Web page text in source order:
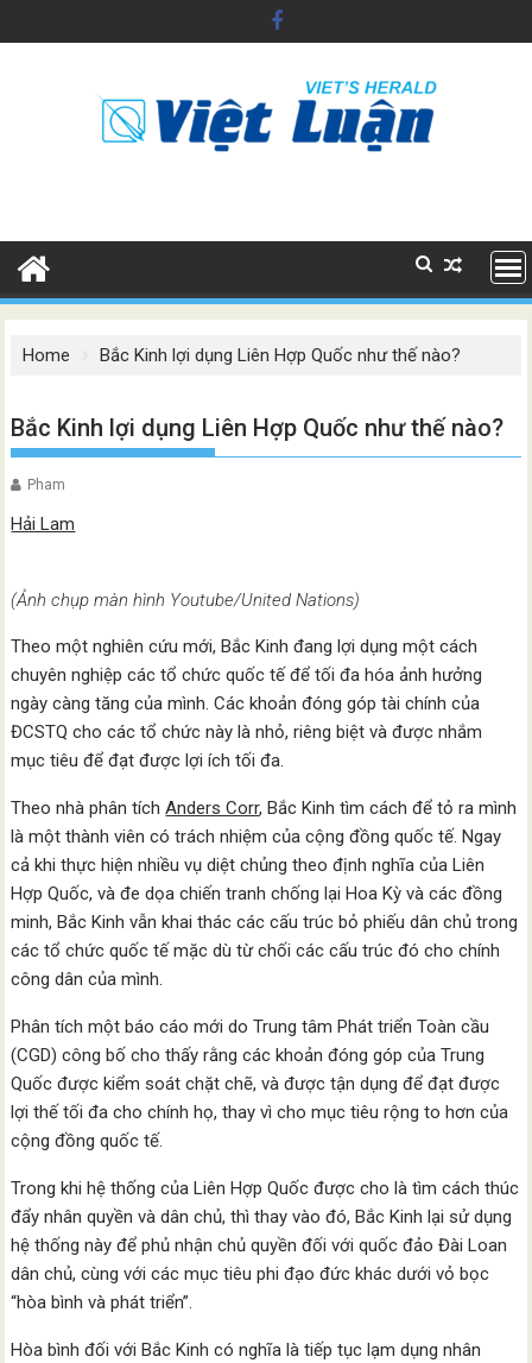
to
Home Bắc Kinh lợi dụng Liên Hợp Quốc như thế nào?
Bắc Kinh lợi dụng Liên Hợp Quốc như thế nào?
Pham
Hải Lam
(Ảnh chụp màn hình Youtube/United Nations)
Theo một nghiên cứu mới, Bắc Kinh đang lợi dụng một cách
chuyên nghiệp các tổ chức quốc tế để tối đa hóa ảnh hưởng
ngày càng tăng của mình. Các khoản đóng góp tài chính của
ĐCSTQ cho các tổ chức này là nhỏ, riêng biệt và được nhắm
mục tiêu để đạt được lợi ích tối đa.
Theo nhà phân tíchAnders Corr, Bắc Kinh tìm cách để tỏ ra mình
là một thành viên có trách nhiệm của cộng đồng quốc tế. Ngay
cả khi thực hiện nhiều vụ diệt chủng theo định nghĩa của Liên
Hợp Quốc, và đe dọa chiến tranh chống lại Hoa Kỳ và các đồng
minh, Bắc Kinh vẫn khai thác các cấu trúc bỏ phiếu dân chủ trong
các tổ chức quốc tế mặc dù từ chối các cấu trúc đó cho chính
công dân của mình.
Phân tích một báo cáo mới do Trung tâm Phát triển Toàn cầu
(CGD) công bố cho thấy rằng các khoản đóng góp của Trung
Quốc được kiểm soát chặt chẽ, và được tận dụng để đạt được
lợi thế tối đa cho chính họ, thay vì cho mục tiêu rộng to hơn của
cộng đồng quốc tế.
Trong khi hệ thống của Liên Hợp Quốc được cho là tìm cách thúc
đẩy nhân quyền và dân chủ, thì thay vào đó, Bắc Kinh lại sử dụng
hệ thống này để phủ nhận chủ quyền đối với quốc đảo Đài Loan
dân chủ, cùng với các mục tiêu phi đạo đức khác dưới vỏ bọc
“hòa bình và phát triển”.
Hòa bình đối với Bắc Kinh có nghĩa là tiếp tục lạm dụng nhân